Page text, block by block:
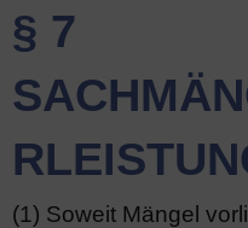
§ 7
(1) Soweit Mängel